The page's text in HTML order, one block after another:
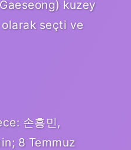
kuzey
seçti ve
손흥민,
8 Temmuz